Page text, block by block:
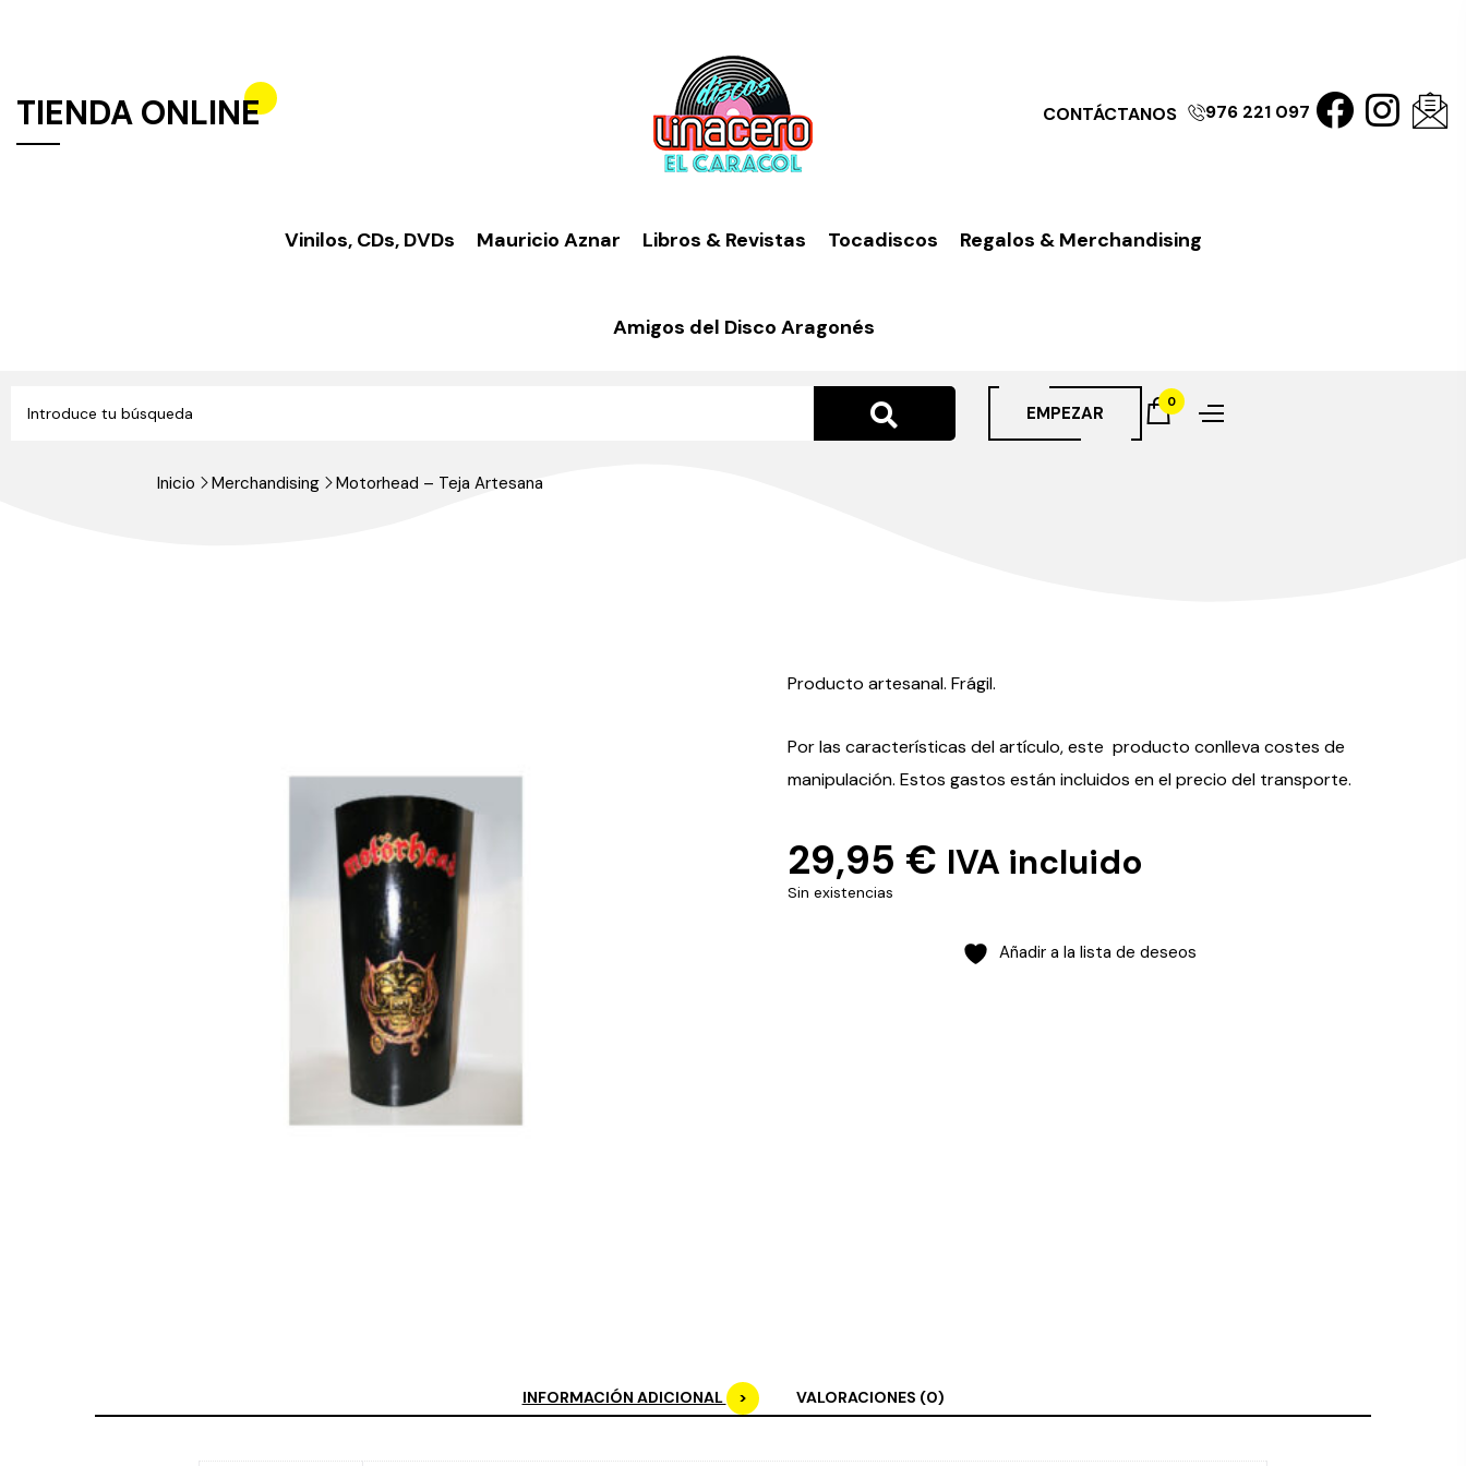
TIENDA ONLINE CONTÁCTANOS 976 221 097
Vinilos, CDs, DVDs Mauricio Aznar Libros & Revistas Tocadiscos Regalos & Merchandising
Amigos del Disco Aragonés
EMPEZAR
0
Inicio Merchandising Motorhead – Teja Artesana
Producto artesanal. Frágil.
Por las características del artículo, este producto conlleva costes de
manipulación. Estos gastos están incluidos en el precio del transporte.
29,95 € IVA incluido
Sin existencias
Añadir a la lista de deseos
INFORMACIÓN ADICIONAL VALORACIONES (0)